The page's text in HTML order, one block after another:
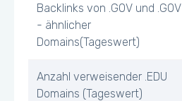
Backlinks von .GOV und .GOV
- ähnlicher
Domains(Tageswert)
Anzahl verweisender .EDU
Domains (Tageswert)